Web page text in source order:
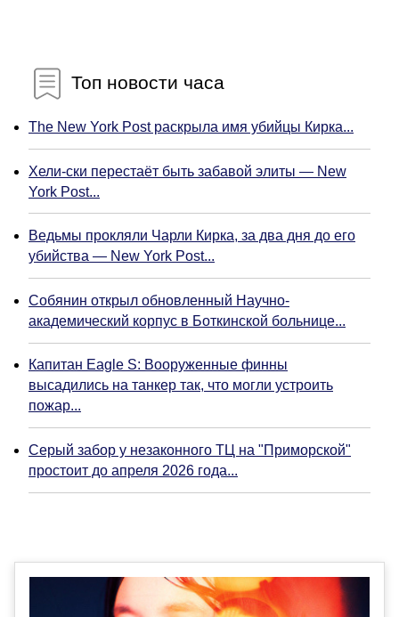
Топ новости часа
The New York Post раскрыла имя убийцы Кирка...
Хели-ски перестаёт быть забавой элиты — New
York Post...
Ведьмы прокляли Чарли Кирка, за два дня до его
убийства — New York Post...
Собянин открыл обновленный Научно-
академический корпус в Боткинской больнице...
Капитан Eagle S: Вооруженные финны
высадились на танкер так, что могли устроить
пожар...
Серый забор у незаконного ТЦ на "Приморской"
простоит до апреля 2026 года...